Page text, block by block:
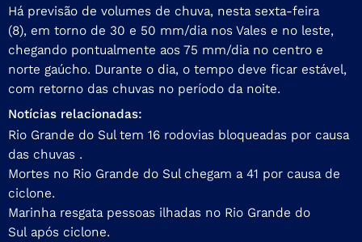
Há previsão de volumes de chuva, nesta sexta-feira
(8), em torno de 30 e 50 mm/dia nos Vales e no leste,
chegando pontualmente aos 75 mm/dia no centro e
norte gaúcho. Durante o dia, o tempo deve ficar estável,
com retorno das chuvas no período da noite.
Notícias relacionadas:
Rio Grande do Sul tem 16 rodovias bloqueadas por causa
das chuvas .
Mortes no Rio Grande do Sul chegam a 41 por causa de
ciclone.
Marinha resgata pessoas ilhadas no Rio Grande do
Sul após ciclone.